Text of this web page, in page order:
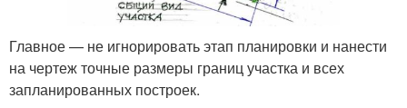
Главное — не игнорировать этап планировки и нанести
на чертеж точные размеры границ участка и всех
запланированных построек.